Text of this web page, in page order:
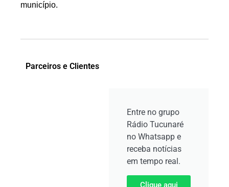
município.
Parceiros e Clientes
Entre no grupo
Rádio Tucunaré
no Whatsapp e
receba notícias
em tempo real.
Clique aqui